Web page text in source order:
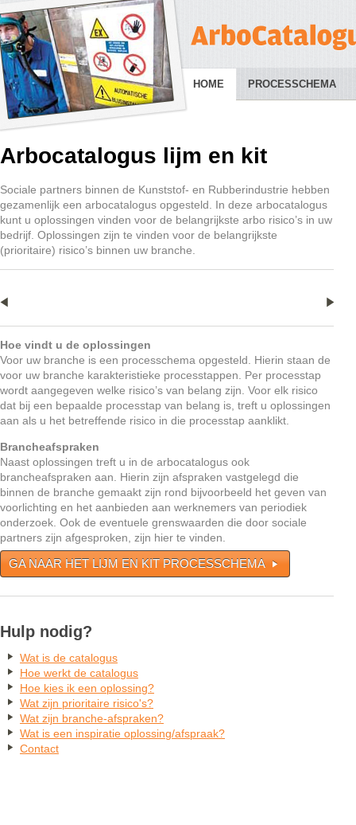
HOME PROCESSCHEMA
Arbocatalogus lijm en kit
Sociale partners binnen de Kunststof- en Rubberindustrie hebben
gezamenlijk een arbocatalogus opgesteld. In deze arbocatalogus
kunt u oplossingen vinden voor de belangrijkste arbo risico’s in uw
bedrijf. Oplossingen zijn te vinden voor de belangrijkste
(prioritaire) risico’s binnen uw branche.
Hoe vindt u de oplossingen
Voor uw branche is een processchema opgesteld. Hierin staan de
voor uw branche karakteristieke processtappen. Per processtap
wordt aangegeven welke risico’s van belang zijn. Voor elk risico
dat bij een bepaalde processtap van belang is, treft u oplossingen
aan als u het betreffende risico in die processtap aanklikt.
Brancheafspraken
Naast oplossingen treft u in de arbocatalogus ook
brancheafspraken aan. Hierin zijn afspraken vastgelegd die
binnen de branche gemaakt zijn rond bijvoorbeeld het geven van
voorlichting en het aanbieden aan werknemers van periodiek
onderzoek. Ook de eventuele grenswaarden die door sociale
partners zijn afgesproken, zijn hier te vinden.
GA NAAR HET LIJM EN KIT PROCESSCHEMA
Hulp nodig?
Wat is de catalogus
Hoe werkt de catalogus
Hoe kies ik een oplossing?
Wat zijn prioritaire risico's?
Wat zijn branche-afspraken?
Wat is een inspiratie oplossing/afspraak?
Contact